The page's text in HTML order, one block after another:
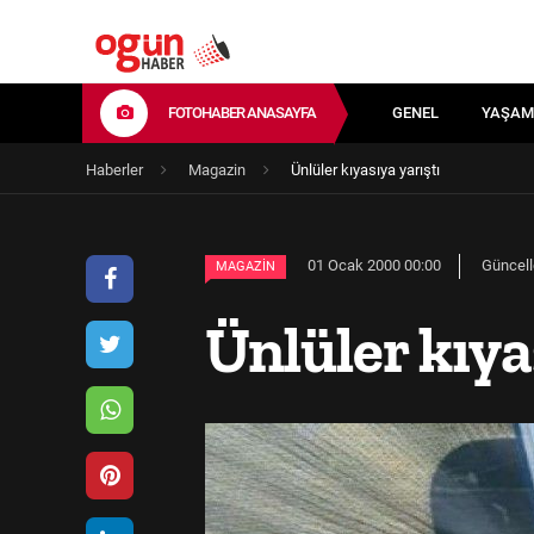
FOTOHABER ANASAYFA GENEL YAŞAM
Haberler Magazin Ünlüler kıyasıya yarıştı
MAGAZIN 01 Ocak 2000 00:00
Ünlüler